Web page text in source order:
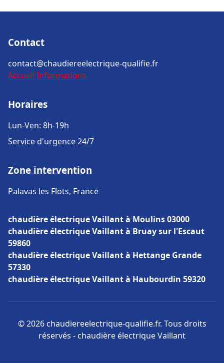
Contact
contact@chaudiereelectrique-qualifie.fr
Accueil Informations
Horaires
Lun-Ven: 8h-19h
Service d'urgence 24/7
Zone intervention
Palavas les Flots, France
chaudière électrique Vaillant à Moulins 03000
chaudière électrique Vaillant à Bruay sur l'Escaut
59860
chaudière électrique Vaillant à Hettange Grande
57330
chaudière électrique Vaillant à Haubourdin 59320
© 2026 chaudiereelectrique-qualifie.fr. Tous droits
réservés - chaudière électrique Vaillant